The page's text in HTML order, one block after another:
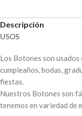
Descripción
USOS
Los Botones son
cumpleaños, bodas,
fiestas.
Nuestros Botones son
tenemos en variedad de